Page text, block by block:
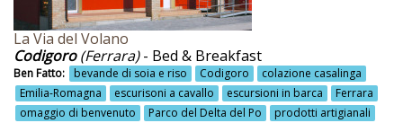
Jacuzzi
La Salle
Laboratori artistici
Laboratori di smielatura
La Via del Volano
Codigoro(Ferrara)- Bed & Breakfast
Ben Fatto: bevande di soia e riso Codigoro
colazione casalinga
Emilia-Romagna
escurisoni a cavallo escursioni in barca
Ferrara
omaggio di benvenuto
Parco del Delta del Po
prodotti artigianali